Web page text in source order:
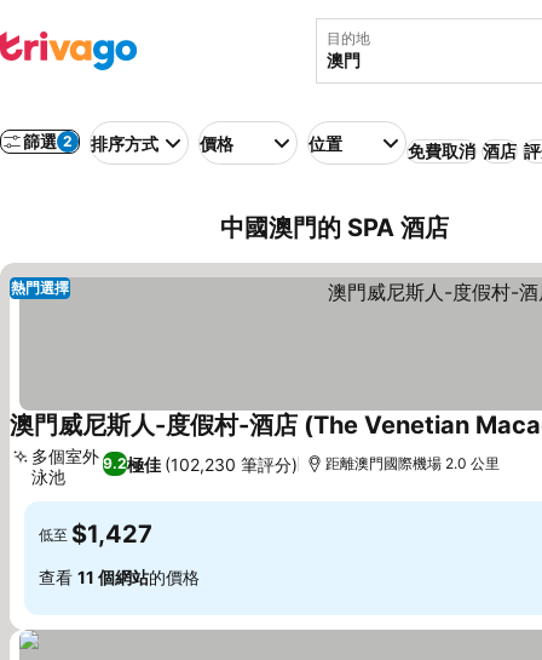
目的地
篩選 2 排序方式 價格 位置 免費取消 酒店
中國澳門的 SPA 酒店
熱門選擇
澳門威尼斯人-度假村-酒店 (The Venetian
9.2極佳 (102,230 筆評分)
多個室外
泳池
距離澳門國際機場 2.0 公里
低至 $1,427
查看 11 個網站的價格